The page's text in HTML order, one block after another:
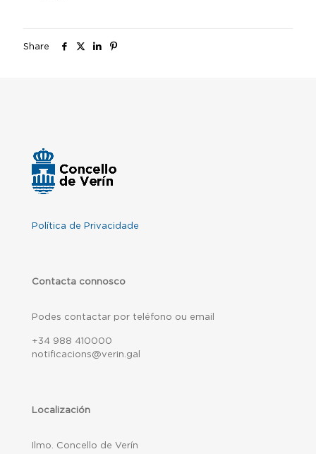
Share
Política de Privacidade
Contacta connosco
Podes contactar por teléfono ou email
+34 988 410000
notificacions@verin.gal
Localización
Ilmo. Concello de Verín